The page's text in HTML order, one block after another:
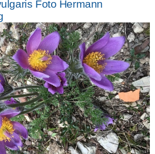
Foto Hermann